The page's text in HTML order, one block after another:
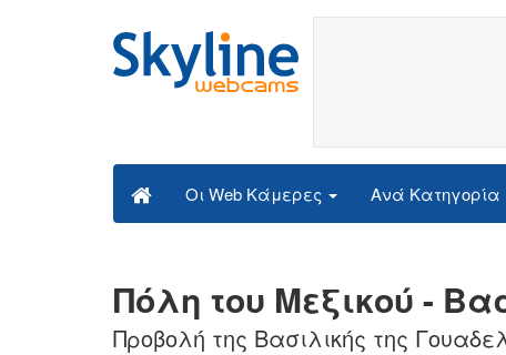
Οι Web Κάμερες Ανά Κατηγορία
Πόλη του Μεξικού -
Προβολή της Βασιλικής της